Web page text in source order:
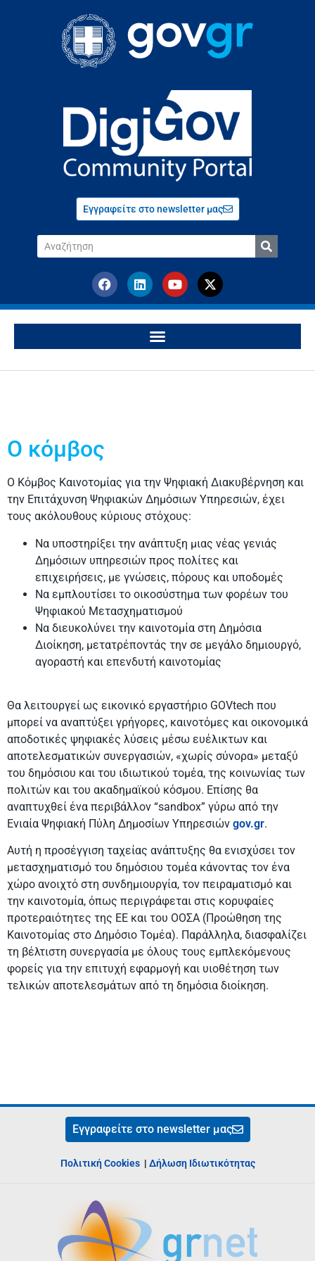
Εγγραφείτε στο newsletter μας
Ο κόμβος
Ο Κόμβος Καινοτομίας για την Ψηφιακή Διακυβέρνηση και
την Επιτάχυνση Ψηφιακών Δημόσιων Υπηρεσιών, έχει
τους ακόλουθους κύριους στόχους:
Να υποστηρίξει την ανάπτυξη μιας νέας γενιάς
Δημόσιων υπηρεσιών προς πολίτες και
επιχειρήσεις, με γνώσεις, πόρους και υποδομές
Να εμπλουτίσει το οικοσύστημα των φορέων του
Ψηφιακού Μετασχηματισμού
Να διευκολύνει την καινοτομία στη Δημόσια
Διοίκηση, μετατρέποντάς την σε μεγάλο δημιουργό,
αγοραστή και επενδυτή καινοτομίας
Θα λειτουργεί ως εικονικό εργαστήριο GOVtech που
μπορεί να αναπτύξει γρήγορες, καινοτόμες και οικονομικά
αποδοτικές ψηφιακές λύσεις μέσω ευέλικτων και
αποτελεσματικών συνεργασιών, «χωρίς σύνορα» μεταξύ
του δημόσιου και του ιδιωτικού τομέα, της κοινωνίας των
πολιτών και του ακαδημαϊκού κόσμου. Επίσης θα
αναπτυχθεί ένα περιβάλλον “sandbox” γύρω από την
Ενιαία Ψηφιακή Πύλη Δημοσίων Υπηρεσιών gov.gr.
Αυτή η προσέγγιση ταχείας ανάπτυξης θα ενισχύσει τον
μετασχηματισμό του δημόσιου τομέα κάνοντας τον ένα
χώρο ανοιχτό στη συνδημιουργία, τον πειραματισμό και
την καινοτομία, όπως περιγράφεται στις κορυφαίες
προτεραιότητες της ΕΕ και του ΟΟΣΑ (Προώθηση της
Καινοτομίας στο Δημόσιο Τομέα). Παράλληλα, διασφαλίζει
τη βέλτιστη συνεργασία με όλους τους εμπλεκόμενους
φορείς για την επιτυχή εφαρμογή και υιοθέτηση των
τελικών αποτελεσμάτων από τη δημόσια διοίκηση.
Εγγραφείτε στο newsletter μας
Πολιτική Cookies | Δήλωση Ιδιωτικότητας